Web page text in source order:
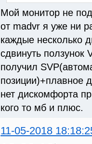
Мой монитор не
от madvr я уже ни
каждые несколько
сдвинуть ползунок
получил
позиции)+плавное
нет дискомфорта
кого то мб и плюс.
11-05-2018